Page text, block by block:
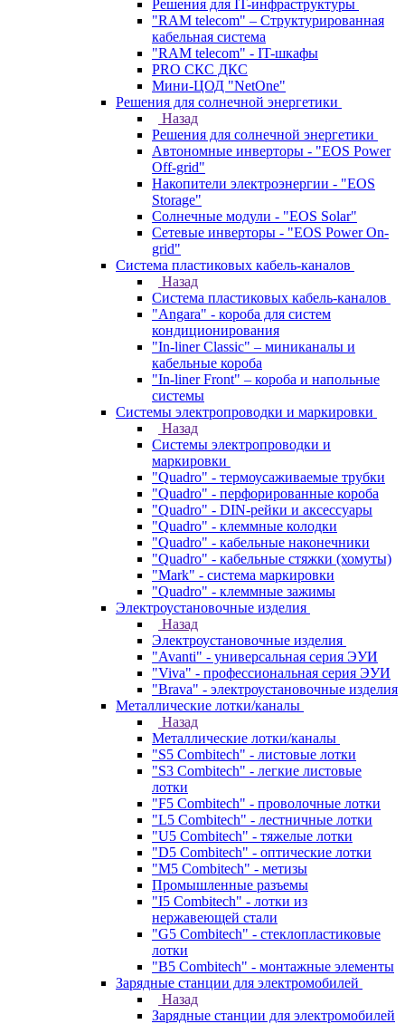
Решения для IT-инфраструктуры
"RAM telecom" – Структурированная
кабельная система
"RAM telecom" - IT-шкафы
PRO СКС ДКС
Мини-ЦОД "NetOne"
Решения для солнечной энергетики
Назад
Решения для солнечной энергетики
Автономные инверторы - "EOS Power
Off-grid"
Накопители электроэнергии - "EOS
Storage"
Солнечные модули - "EOS Solar"
Сетевые инверторы - "EOS Power On-
grid"
Система пластиковых кабель-каналов
Назад
Система пластиковых кабель-каналов
"Angara" - короба для систем
кондиционирования
"In-liner Classic" – миниканалы и
кабельные короба
"In-liner Front" – короба и напольные
системы
Системы электропроводки и маркировки
Назад
Системы электропроводки и
маркировки
"Quadro" - термоусаживаемые трубки
"Quadro" - перфорированные короба
"Quadro" - DIN-рейки и аксессуары
"Quadro" - клеммные колодки
"Quadro" - кабельные наконечники
"Quadro" - кабельные стяжки (хомуты)
"Mark" - система маркировки
"Quadro" - клеммные зажимы
Электроустановочные изделия
Назад
Электроустановочные изделия
"Avanti" - универсальная серия ЭУИ
"Viva" - профессиональная серия ЭУИ
"Brava" - электроустановочные изделия
Металлические лотки/каналы
Назад
Металлические лотки/каналы
"S5 Combitech" - листовые лотки
"S3 Combitech" - легкие листовые
лотки
"F5 Combitech" - проволочные лотки
"L5 Combitech" - лестничные лотки
"U5 Combitech" - тяжелые лотки
"D5 Combitech" - оптические лотки
"M5 Combitech" - метизы
Промышленные разъемы
"I5 Combitech" - лотки из
нержавеющей стали
"G5 Combitech" - стеклопластиковые
лотки
"B5 Combitech" - монтажные элементы
Зарядные станции для электромобилей
Назад
Зарядные станции для электромобилей